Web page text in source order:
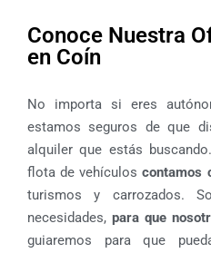
Conoce Nuestra
en Coín
No importa si eres
estamos seguros de que
alquiler que estás
flota de vehículoscontamos
turismos y carrozados.
necesidades, para que
guiaremos para que